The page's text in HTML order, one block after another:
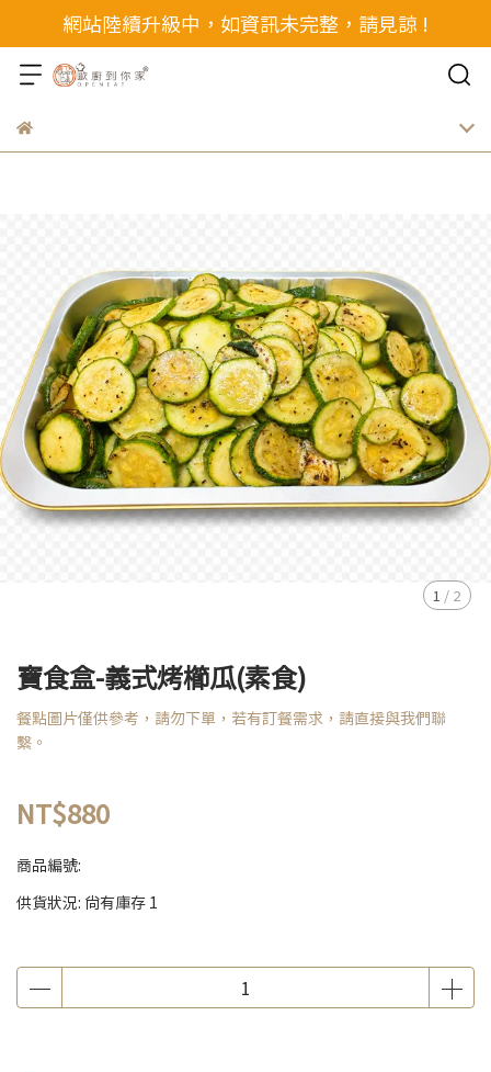
網站陸續升級中，如資訊未完整，請見諒 !
1 / 2
寶食盒-義式烤櫛瓜(素食)
餐點圖片僅供參考，請勿下單，若有訂餐需求，請直接與我們聯
繫。
NT$880
商品編號:
供貨狀況: 尚有庫存 1